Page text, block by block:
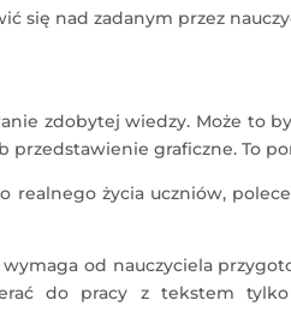
się nad zadanym przez
zdobytej wiedzy. Może to
graficzne. To
realnego życia uczniów,
od nauczyciela
do pracy z tekstem